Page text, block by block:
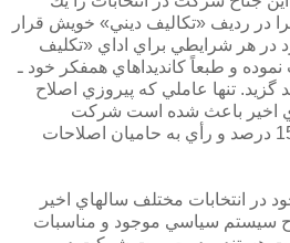
در رديف «تكاليف ديني» خويش قرار
در هر شرايطي براي اداي «تكليف
و طبعاً كانديداهاي همفكر خود ـ
گزيد. تنها عاملي كه پيروزي اصلاح
اخير باعث شده است شركت
گسترده مردم درمقابل آن 15 درصد و رأي به حاميان اصلاحات
در انتخابات مختلف سالهاي اخير
سيستم سياسي موجود و مناسبات